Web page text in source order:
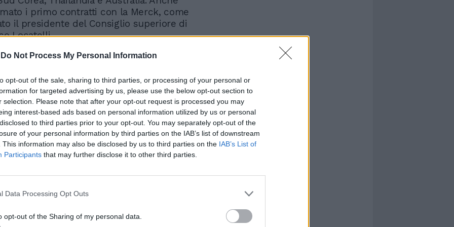
Do Not Process My Personal Information
opt-out of the sale, sharing to third parties, or processing of your personal or
for targeted advertising by us, please use the below opt-out section to
selection. Please note that after your opt-out request is processed you may
interest-based ads based on personal information utilized by us or personal
to third parties prior to your opt-out. You may separately opt-out of the
of your personal information by third parties on the IAB’s list of downstream
This information may also be disclosed by us to third parties on the IAB’s List of
Participants that may further disclose it to other third parties.
Data Processing Opt Outs
opt-out of the Sharing of my personal data.
i primo contratti con la Merck, come
il presidente del Consiglio superiore di
Locatelli.
Zaia rivela il bluff dei
dati: noi cerchiamo i
positivi ma gli altri...
attivata per acquisire una quantità
autorizzato in Gran Bretagna ha detto